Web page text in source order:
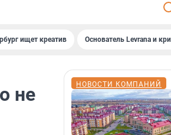
ищет креатив Основатель Levrana и
не НОВОСТИ КОМПАНИЙ